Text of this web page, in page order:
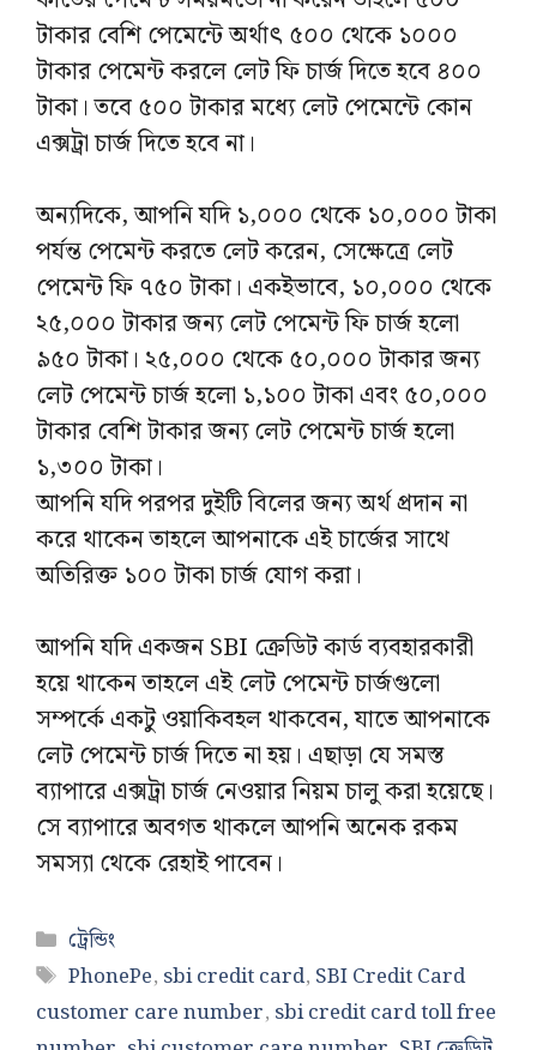
টাকার বেশি পেমেন্টে অর্থাৎ ৫০০ থেকে ১০০০
টাকার পেমেন্ট করলে লেট ফি চার্জ দিতে হবে ৪০০
টাকা। তবে ৫০০ টাকার মধ্যে লেট পেমেন্টে কোন
এক্সট্রা চার্জ দিতে হবে না।
অন্যদিকে, আপনি যদি ১,০০০ থেকে ১০,০০০ টাকা
পর্যন্ত পেমেন্ট করতে লেট করেন, সেক্ষেত্রে লেট
পেমেন্ট ফি ৭৫০ টাকা। একইভাবে, ১০,০০০ থেকে
২৫,০০০ টাকার জন্য লেট পেমেন্ট ফি চার্জ হলো
৯৫০ টাকা। ২৫,০০০ থেকে ৫০,০০০ টাকার জন্য
লেট পেমেন্ট চার্জ হলো ১,১০০ টাকা এবং ৫০,০০০
টাকার বেশি টাকার জন্য লেট পেমেন্ট চার্জ হলো
১,৩০০ টাকা।
আপনি যদি পরপর দুইটি বিলের জন্য অর্থ প্রদান না
করে থাকেন তাহলে আপনাকে এই চার্জের সাথে
অতিরিক্ত ১০০ টাকা চার্জ যোগ করা।
আপনি যদি একজন SBI ক্রেডিট কার্ড ব্যবহারকারী
হয়ে থাকেন তাহলে এই লেট পেমেন্ট চার্জগুলো
সম্পর্কে একটু ওয়াকিবহল থাকবেন, যাতে আপনাকে
লেট পেমেন্ট চার্জ দিতে না হয়। এছাড়া যে সমস্ত
ব্যাপারে এক্সট্রা চার্জ নেওয়ার নিয়ম চালু করা হয়েছে।
সে ব্যাপারে অবগত থাকলে আপনি অনেক রকম
সমস্যা থেকে রেহাই পাবেন।
Categories
ট্রেন্ডিং
Tags
PhonePe, sbi credit card, SBI Credit Card
customer care number, sbi credit card toll free